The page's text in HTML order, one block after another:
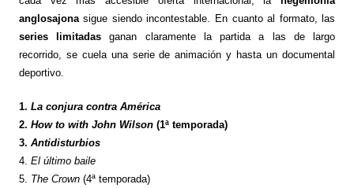
anglosajonasigue siendo incontestable. En cuanto al formato, las
series limitadas ganan claramente la partida a las de largo
recorrido, se cuela una serie de animación y hasta un documental
deportivo.
1. La conjura contra América
2. How to with John Wilson(1ª temporada)
3. Antidisturbios
4. El último baile
5. The Crown(4ª temporada)